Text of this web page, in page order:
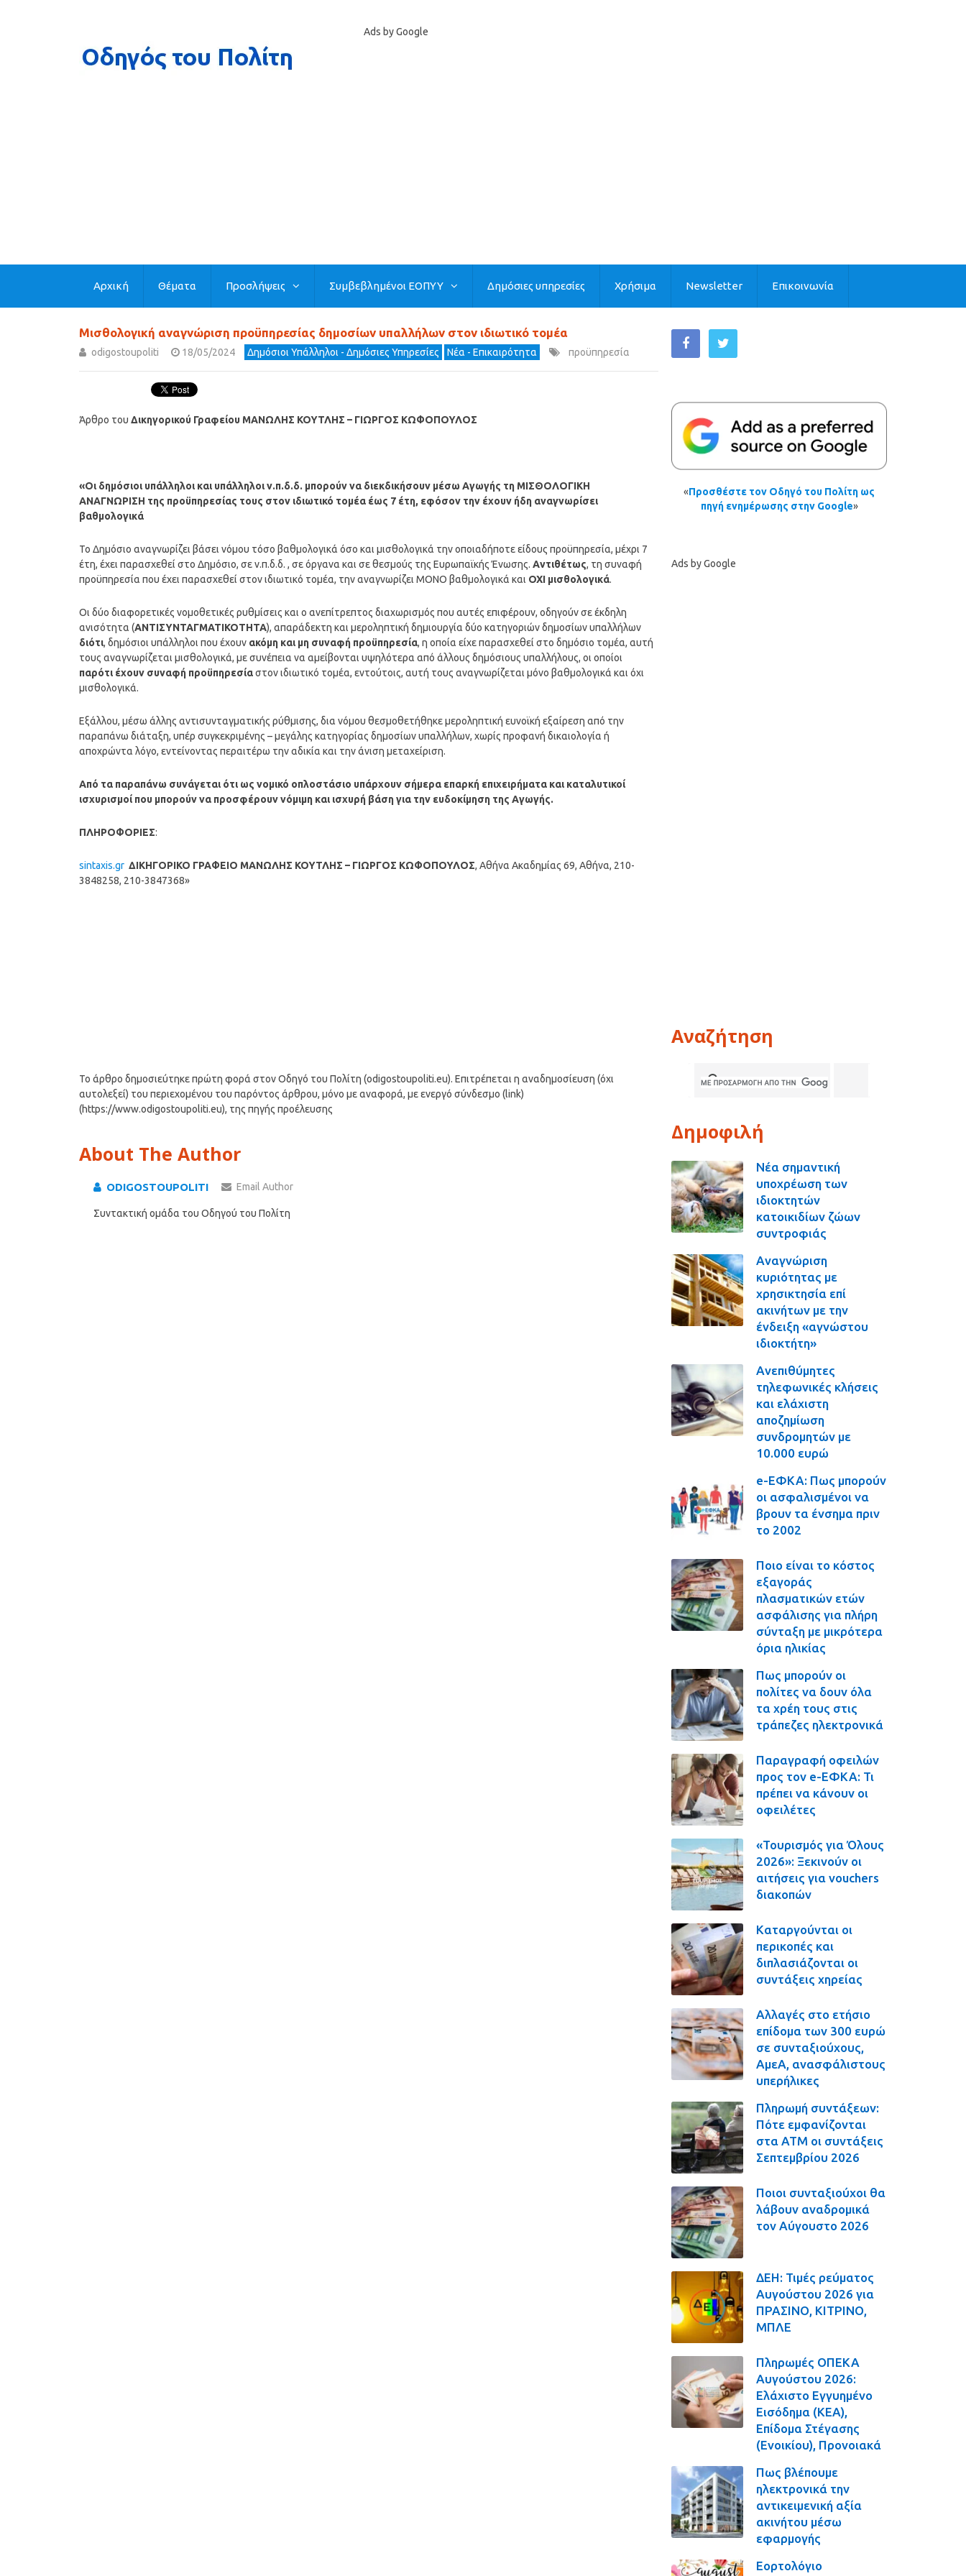
Ads by Google
Αρχική Θέματα Προσλήψεις Συμβεβλημένοι ΕΟΠΥΥ Δημόσιες υπηρεσίες Χρήσιμα Newsletter Επικοινωνία
Μισθολογική αναγνώριση προϋπηρεσίας δημοσίων υπαλλήλων στον ιδιωτικό τομέα
odigostoupoliti 18/05/2024 Δημόσιοι Υπάλληλοι - Δημόσιες Υπηρεσίες Νέα - Επικαιρότητα προϋπηρεσία
Άρθρο του Δικηγορικού Γραφείου ΜΑΝΩΛΗΣ ΚΟΥΤΛΗΣ – ΓΙΩΡΓΟΣ ΚΩΦΟΠΟΥΛΟΣ
«Οι δημόσιοι υπάλληλοι και υπάλληλοι ν.π.δ.δ. μπορούν να διεκδικήσουν μέσω Αγωγής τη ΜΙΣΘΟΛΟΓΙΚΗ
ΑΝΑΓΝΩΡΙΣΗ της προϋπηρεσίας τους στον ιδιωτικό τομέα έως 7 έτη, εφόσον την έχουν ήδη αναγνωρίσει
βαθμολογικά
Το Δημόσιο αναγνωρίζει βάσει νόμου τόσο βαθμολογικά όσο και μισθολογικά την οποιαδήποτε είδους προϋπηρεσία, μέχρι 7
έτη, έχει παρασχεθεί στο Δημόσιο, σε ν.π.δ.δ. , σε όργανα και σε θεσμούς της Ευρωπαϊκής Ένωσης. Αντιθέτως, τη συναφή
προϋπηρεσία που έχει παρασχεθεί στον ιδιωτικό τομέα, την αναγνωρίζει ΜΟΝΟ βαθμολογικά και ΟΧΙ μισθολογικά.
Οι δύο διαφορετικές νομοθετικές ρυθμίσεις και ο ανεπίτρεπτος διαχωρισμός που αυτές επιφέρουν, οδηγούν σε έκδηλη
ανισότητα (ΑΝΤΙΣΥΝΤΑΓΜΑΤΙΚΟΤΗΤΑ), απαράδεκτη και μεροληπτική δημιουργία δύο κατηγοριών δημοσίων υπαλλήλων
διότι, δημόσιοι υπάλληλοι που έχουν ακόμη και μη συναφή προϋπηρεσία, η οποία είχε παρασχεθεί στο δημόσιο τομέα, αυτή
τους αναγνωρίζεται μισθολογικά, με συνέπεια να αμείβονται υψηλότερα από άλλους δημόσιους υπαλλήλους, οι οποίοι
παρότι έχουν συναφή προϋπηρεσίαστον ιδιωτικό τομέα, εντούτοις, αυτή τους αναγνωρίζεται μόνο βαθμολογικά και όχι
μισθολογικά.
Εξάλλου, μέσω άλλης αντισυνταγματικής ρύθμισης, δια νόμου θεσμοθετήθηκε μεροληπτική ευνοϊκή εξαίρεση από την
παραπάνω διάταξη, υπέρ συγκεκριμένης – μεγάλης κατηγορίας δημοσίων υπαλλήλων, χωρίς προφανή δικαιολογία ή
αποχρώντα λόγο, εντείνοντας περαιτέρω την αδικία και την άνιση μεταχείριση.
Από τα παραπάνω συνάγεται ότι ως νομικό οπλοστάσιο υπάρχουν σήμερα επαρκή επιχειρήματα και καταλυτικοί
ισχυρισμοί που μπορούν να προσφέρουν νόμιμη και ισχυρή βάση για την ευδοκίμηση της Αγωγής.
ΠΛΗΡΟΦΟΡΙΕΣ:
sintaxis.gr ΔΙΚΗΓΟΡΙΚΟ ΓΡΑΦΕΙΟ ΜΑΝΩΛΗΣ ΚΟΥΤΛΗΣ – ΓΙΩΡΓΟΣ ΚΩΦΟΠΟΥΛΟΣ, Αθήνα Ακαδημίας 69, Αθήνα, 210-
3848258, 210-3847368»
Το άρθρο δημοσιεύτηκε πρώτη φορά στον Οδηγό του Πολίτη (odigostoupoliti.eu). Επιτρέπεται η αναδημοσίευση (όχι
αυτολεξεί) του περιεχομένου του παρόντος άρθρου, μόνο με αναφορά, με ενεργό σύνδεσμο (link)
(https://www.odigostoupoliti.eu), της πηγής προέλευσης
About The Author
ODIGOSTOUPOLITI Email Author
Συντακτική ομάδα του Οδηγού του Πολίτη
«Προσθέστε τον Οδηγό του Πολίτη ως
πηγή ενημέρωσης στην Google»
Ads by Google
Αναζήτηση
Δημοφιλή
Νέα σημαντική
υποχρέωση των
ιδιοκτητών
κατοικιδίων ζώων
συντροφιάς
Αναγνώριση
κυριότητας με
χρησικτησία επί
ακινήτων με την
ένδειξη «αγνώστου
ιδιοκτήτη»
Ανεπιθύμητες
τηλεφωνικές κλήσεις
και ελάχιστη
αποζημίωση
συνδρομητών με
10.000 ευρώ
e-ΕΦΚΑ: Πως μπορούν
οι ασφαλισμένοι να
βρουν τα ένσημα πριν
το 2002
Ποιο είναι το κόστος
εξαγοράς
πλασματικών ετών
ασφάλισης για πλήρη
σύνταξη με μικρότερα
όρια ηλικίας
Πως μπορούν οι
πολίτες να δουν όλα
τα χρέη τους στις
τράπεζες ηλεκτρονικά
Παραγραφή οφειλών
προς τον e-ΕΦΚΑ: Τι
πρέπει να κάνουν οι
οφειλέτες
«Τουρισμός για Όλους
2026»: Ξεκινούν οι
αιτήσεις για vouchers
διακοπών
Καταργούνται οι
περικοπές και
διπλασιάζονται οι
συντάξεις χηρείας
Αλλαγές στο ετήσιο
επίδομα των 300 ευρώ
σε συνταξιούχους,
ΑμεΑ, ανασφάλιστους
υπερήλικες
Πληρωμή συντάξεων:
Πότε εμφανίζονται
στα ΑΤΜ οι συντάξεις
Σεπτεμβρίου 2026
Ποιοι συνταξιούχοι θα
λάβουν αναδρομικά
τον Αύγουστο 2026
ΔΕΗ: Τιμές ρεύματος
Αυγούστου 2026 για
ΠΡΑΣΙΝΟ, ΚΙΤΡΙΝΟ,
ΜΠΛΕ
Πληρωμές ΟΠΕΚΑ
Αυγούστου 2026:
Ελάχιστο Εγγυημένο
Εισόδημα (ΚΕΑ),
Επίδομα Στέγασης
(Ενοικίου), Προνοιακά
Πως βλέπουμε
ηλεκτρονικά την
αντικειμενική αξία
ακινήτου μέσω
εφαρμογής
Εορτολόγιο